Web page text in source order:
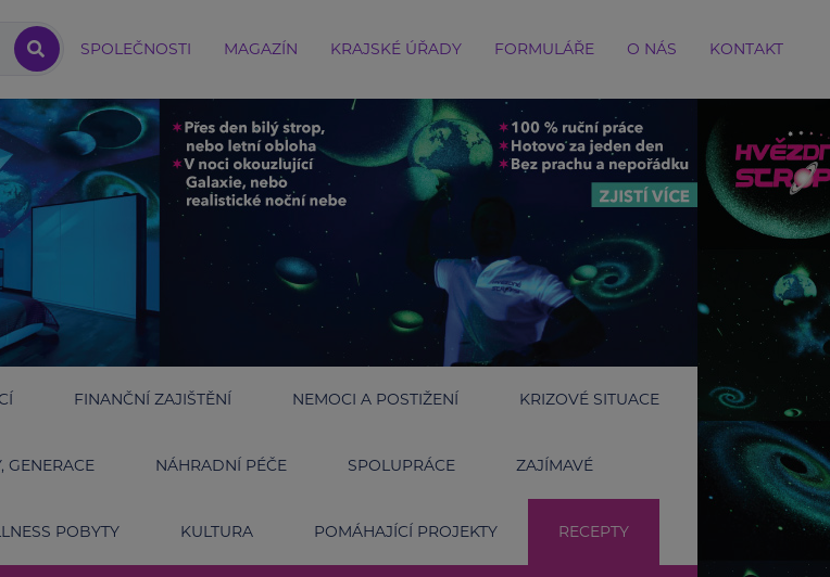
SPOLEČNOSTI MAGAZÍN KRAJSKÉ ÚŘADY FORMULÁŘE O NÁS KONTAKT
FINANČNÍ ZAJIŠTĚNÍ NEMOCI A POSTIŽENÍ KRIZOVÉ SITUACE
GENERACE NÁHRADNÍ PÉČE SPOLUPRÁCE ZAJÍMAVÉ
POBYTY KULTURA POMÁHAJÍCÍ PROJEKTY RECEPTY